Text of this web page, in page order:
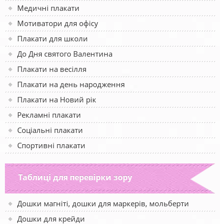
Медичні плакати
Мотиватори для офісу
Плакати для школи
До Дня святого Валентина
Плакати на весілля
Плакати на день народження
Плакати на Новий рік
Рекламні плакати
Соціальні плакати
Спортивні плакати
Таблиці для перевірки зору
Дошки магніті, дошки для маркерів, мольберти
Дошки для крейди